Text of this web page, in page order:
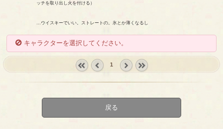
ッチを取り出し火を付ける）
…ウイスキーでいい。ストレートの。氷とか薄くなるし
キャラクターを選択してください。
1
戻る